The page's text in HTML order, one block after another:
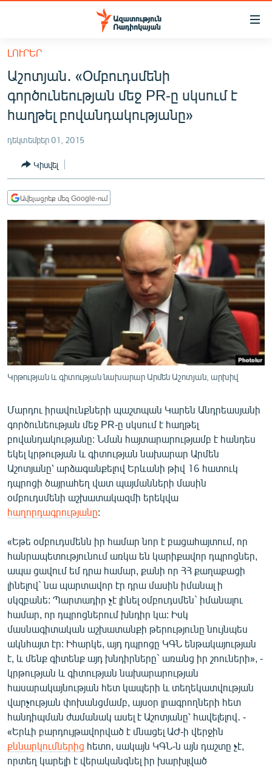
Մատչելիության
հիմնական
բովանդակությանը
հիմնական
մենյուին
ՀԱՅԱՍՏԱՆ
ՔԱՂԱՔԱԿԱՆ
ՀԱՍԱՐԱԿՈՒԹՅՈՒՆ
ՏՆՏԵՍՈՒԹՅՈՒՆ
ՂԱՐԱԲԱՂ
ՊԱՏԵՐԱԶՄԻ 6 ՇԱԲԱԹՆԵՐԸ
ՏԱՐԱԾԱՇՐՋԱՆ
ՄԻՋԱԶԳԱՅԻՆ
ՄՇԱԿՈՒՅԹ
ՍՊՈՐՏ
ՄԵԿՆԱԲԱՆՈՒԹՅՈՒՆ
ԱՐԽԻՎ
ՏԵՍԱՆՅՈՒԹԵՐ
ԲԱՆԱՎԵՃ
ՁԳՏԵԼՈՎ ԼԱՎԱԳՈՒՅՆԻՆ
ՓՈԴՔԱՍԹ
English
Русский
ՀԵՏԵՎԵՔ ՄԵԶ
«Ազատության» բոլոր կայքերը
ԼՈՒՐԵՐ
Աշոտյան․ «Օմբուդսմենի
գործունեության մեջ PR-ը սկսում է
հաղթել բովանդակությանը»
դեկտեմբեր 01, 2015
Կիսվել
Ավելացրեք մեզ Google-ում
Կրթության և գիտության նախարար Արմեն Աշոտյան, արխիվ
Մարդու իրավունքների պաշտպան Կարեն Անդրեասյանի
գործունեության մեջ PR-ը սկսում է հաղթել
բովանդակությանը: Նման հայտարարությամբ է հանդես
եկել կրթության և գիտության նախարար Արմեն
Աշոտյանը՝ արձագանքելով Երևանի թիվ 16 հատուկ
դպրոցի ծայրահեղ վատ պայմանների մասին
օմբուդսմենի աշխատակազմի երեկվա
հաղորդագրությանը:
«Եթե օմբուդսմենն իր համար նոր է բացահայտում, որ
հանրապետությունում առկա են կարիքավոր դպրոցներ,
ապա ցավում եմ դրա համար, քանի որ ՀՀ քաղաքացի
լինելով` նա պարտավոր էր դրա մասին իմանալ ի
սկզբանե: Պարտադիր չէ լինել օմբուդսմեն` իմանալու
համար, որ դպրոցներում խնդիր կա: Իսկ
մասնագիտական աշխատանքի թերությունը նույնպես
ակնհայտ էր: Իհարկե, այդ դպրոցը ԿԳՆ ենթակայության
է, և մենք գիտենք այդ խնդիրները` առանց իր շոուների», -
կրթության և գիտության նախարարության
հասարակայնության հետ կապերի և տեղեկատվության
վարչության փոխանցմամբ, այսօր լրագրողների հետ
հանդիպման ժամանակ ասել է Աշոտյանը՝ հավելելով․ -
«Երևի բարդույթավորված է մնացել ԱԺ-ի վերջին
քննարկումներից հետո, սակայն ԿԳՆ-ն այն դաշտը չէ,
որտեղ կարելի է վերականգնել իր խարխլված